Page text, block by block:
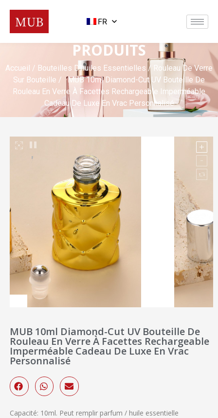
FR
PRODUITS
Accueil / Bouteilles D'huiles Essentielles / Rouleau De Verre
Sur Bouteille / MUB 10ml Diamond-Cut UV Bouteille De
Rouleau En Verre À Facettes Rechargeable Imperméable
Cadeau De Luxe En Vrac Personnalisé
MUB 10ml Diamond-Cut UV Bouteille De
Rouleau En Verre À Facettes Rechargeable
Imperméable Cadeau De Luxe En Vrac
Personnalisé
Capacité: 10ml. Peut remplir parfum / huile essentielle